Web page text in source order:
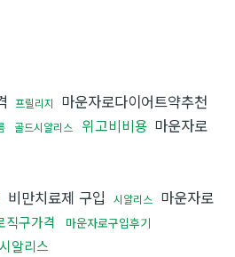
프릴리지 마운자로다이어트약추천
골드시알리스 위고비비용 마운자로
비만치료제 구입 시알리스
마운자로
직구가격 마운자로구입후기
시알리스